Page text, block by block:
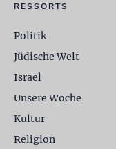
RESSORTS
Politik
Jüdische Welt
Israel
Unsere Woche
Kultur
Religion